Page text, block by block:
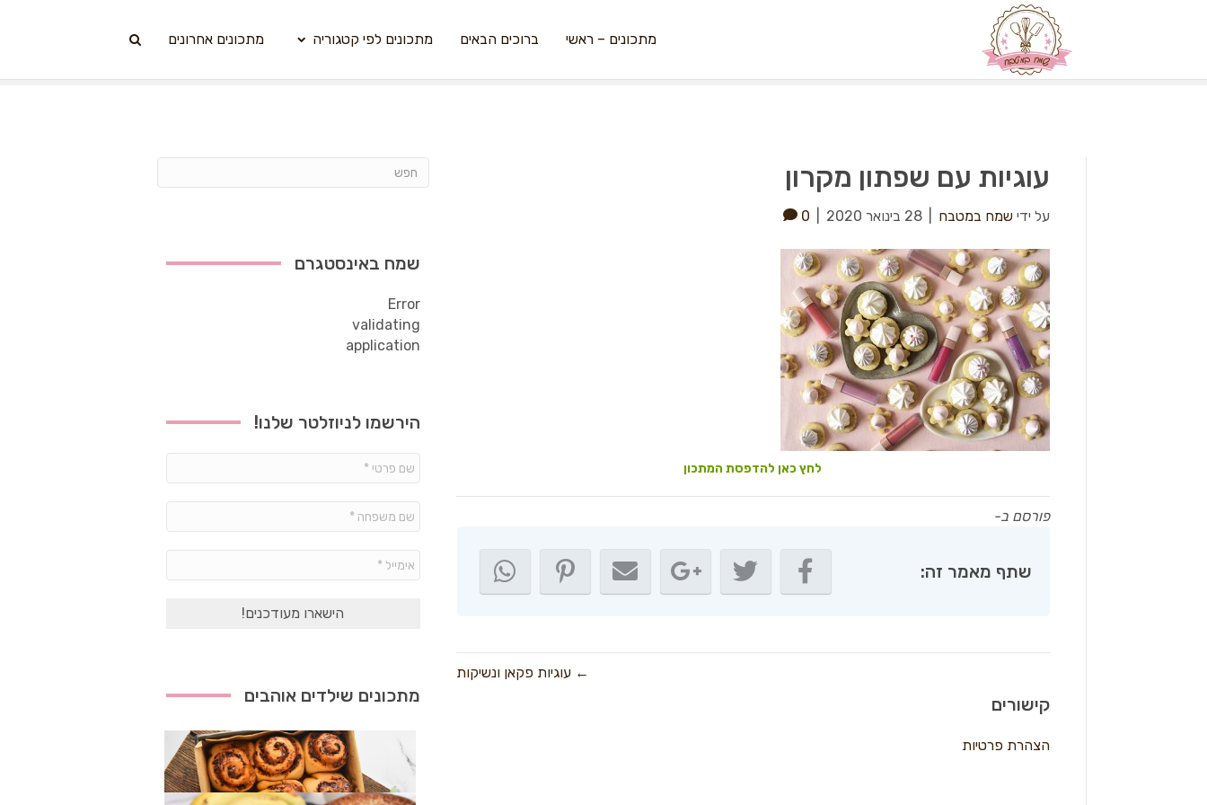
מתכונים – ראשי ברוכים הבאים מתכונים לפי קטגוריה מתכונים אחרונים
עוגיות עם שפתון מקרון
על ידי שמח במטבח 28 בינואר 2020 0
לחץ כאן להדפסת המתכון
פורסם ב-
שתף מאמר זה:
← עוגיות פקאן ונשיקות
קישורים
הצהרת פרטיות
שמח באינסטגרם
Error
validating
application
הירשמו לניוזלטר שלנו!
פרטי
משפחה
*
מתכונים שילדים אוהבים